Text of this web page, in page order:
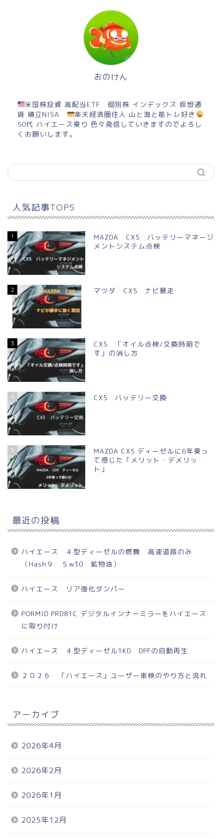
おのけん
米国株投資 高配当ETF 個別株 インデックス 仮想通
貨 積立NISA
楽天経済圏住人 山と海と筋トレ好き
50代 ハイエース乗り 色々発信していきますのでよろし
くお願いします。
人気記事TOP5
1
MAZDA CX5 バッテリーマネージ
メントシステム点検
2 マツダ CX5 ナビ暴走
3
CX5 「オイル点検/交換時期で
す」の消し方
4 CX5 バッテリー交換
5
MAZDA CX5 ディーゼルに6年乗っ
て感じた「メリット・デメリッ
ト」
最近の投稿
ハイエース ４型ディーゼルの燃費 高速道路のみ
（Hash９ ５w30 鉱物油）
ハイエース リア強化ダンパー
PORMID PRD81C デジタルインナーミラーをハイエース
に取り付け
ハイエース ４型ディーゼル1KD DPFの自動再生
２０２６ 「ハイエース」ユーザー車検のやり方と流れ
アーカイブ
2026年4月
2026年2月
2026年1月
2025年12月